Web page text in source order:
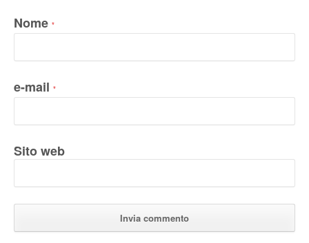
Nome *
e-mail *
Sito web